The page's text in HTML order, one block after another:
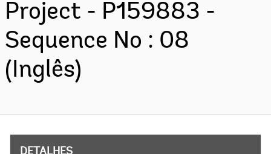
Project - P159883 -
Sequence No : 08
(Inglês)